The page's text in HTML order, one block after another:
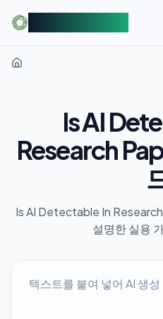
Is AI
Research
Is AI Detectable In
설명한 실용